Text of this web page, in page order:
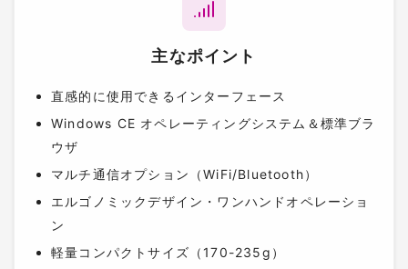
主なポイント
直感的に使用できるインターフェース
Windows CE オペレーティングシステム＆標準ブラ
ウザ
マルチ通信オプション（WiFi/Bluetooth）
エルゴノミックデザイン・ワンハンドオペレーショ
ン
軽量コンパクトサイズ（170-235g）